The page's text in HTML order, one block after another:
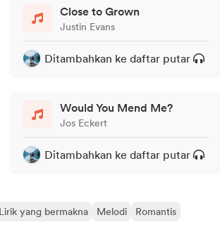
Close to Grown
Justin Evans
Ditambahkan ke daftar putar
Would You Mend Me?
Jos Eckert
Ditambahkan ke daftar putar
Lirik yang bermakna Melodi
Romantis